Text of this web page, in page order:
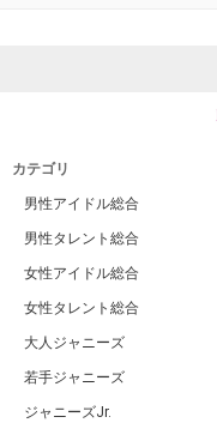
カテゴリ
男性アイドル総合
男性タレント総合
女性アイドル総合
女性タレント総合
大人ジャニーズ
若手ジャニーズ
ジャニーズJr.